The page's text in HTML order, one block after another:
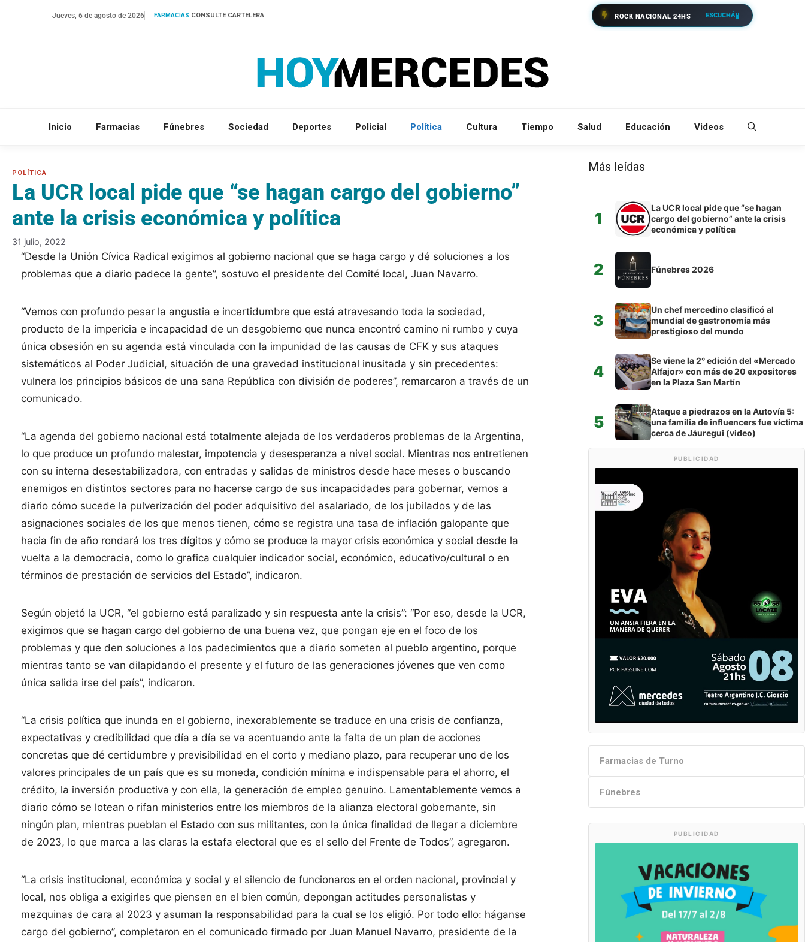
Jueves, 6 de agosto de 2026 FARMACIAS:CONSULTE CARTELERA ROCK NACIONAL 24HS ESCUCHÁ
Inicio Farmacias Fúnebres Sociedad Deportes Policial Política Cultura Tiempo Salud Educación Videos
La UCR local pide que “se hagan cargo del gobierno”
ante la crisis económica y política
31 julio, 2022
“Desde la Unión Cívica Radical exigimos al gobierno nacional que se haga cargo y dé soluciones a los
problemas que a diario padece la gente”, sostuvo el presidente del Comité local, Juan Navarro.
“Vemos con profundo pesar la angustia e incertidumbre que está atravesando toda la sociedad,
producto de la impericia e incapacidad de un desgobierno que nunca encontró camino ni rumbo y cuya
única obsesión en su agenda está vinculada con la impunidad de las causas de CFK y sus ataques
sistemáticos al Poder Judicial, situación de una gravedad institucional inusitada y sin precedentes:
vulnera los principios básicos de una sana República con división de poderes”, remarcaron a través de un
comunicado.
“La agenda del gobierno nacional está totalmente alejada de los verdaderos problemas de la Argentina,
lo que produce un profundo malestar, impotencia y desesperanza a nivel social. Mientras nos entretienen
con su interna desestabilizadora, con entradas y salidas de ministros desde hace meses o buscando
enemigos en distintos sectores para no hacerse cargo de sus incapacidades para gobernar, vemos a
diario cómo sucede la pulverización del poder adquisitivo del asalariado, de los jubilados y de las
asignaciones sociales de los que menos tienen, cómo se registra una tasa de inflación galopante que
hacia fin de año rondará los tres dígitos y cómo se produce la mayor crisis económica y social desde la
vuelta a la democracia, como lo grafica cualquier indicador social, económico, educativo/cultural o en
términos de prestación de servicios del Estado”, indicaron.
Según objetó la UCR, “el gobierno está paralizado y sin respuesta ante la crisis”: “Por eso, desde la UCR,
exigimos que se hagan cargo del gobierno de una buena vez, que pongan eje en el foco de los
problemas y que den soluciones a los padecimientos que a diario someten al pueblo argentino, porque
mientras tanto se van dilapidando el presente y el futuro de las generaciones jóvenes que ven como
única salida irse del país”, indicaron.
“La crisis política que inunda en el gobierno, inexorablemente se traduce en una crisis de confianza,
expectativas y credibilidad que día a día se va acentuando ante la falta de un plan de acciones
concretas que dé certidumbre y previsibilidad en el corto y mediano plazo, para recuperar uno de los
valores principales de un país que es su moneda, condición mínima e indispensable para el ahorro, el
crédito, la inversión productiva y con ella, la generación de empleo genuino. Lamentablemente vemos a
diario cómo se lotean o rifan ministerios entre los miembros de la alianza electoral gobernante, sin
ningún plan, mientras pueblan el Estado con sus militantes, con la única finalidad de llegar a diciembre
de 2023, lo que marca a las claras la estafa electoral que es el sello del Frente de Todos”, agregaron.
“La crisis institucional, económica y social y el silencio de funcionaros en el orden nacional, provincial y
local, nos obliga a exigirles que piensen en el bien común, depongan actitudes personalistas y
mezquinas de cara al 2023 y asuman la responsabilidad para la cual se los eligió. Por todo ello: háganse
cargo del gobierno”, completaron en el comunicado firmado por Juan Manuel Navarro, presidente de la
Más leídas
1
La UCR local pide que “se hagan
cargo del gobierno” ante la crisis
económica y política
2 Fúnebres 2026
3
Un chef mercedino clasificó al
mundial de gastronomía más
prestigioso del mundo
4
Se viene la 2° edición del «Mercado
Alfajor» con más de 20 expositores
en la Plaza San Martín
5
Ataque a piedrazos en la Autovía 5:
una familia de influencers fue víctima
cerca de Jáuregui (video)
PUBLICIDAD
Farmacias de Turno
Fúnebres
PUBLICIDAD